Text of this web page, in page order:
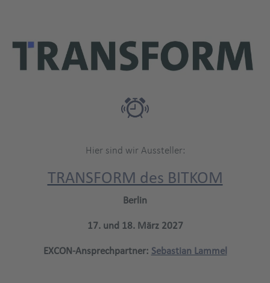
Hier sind wir Aussteller:
TRANSFORM des BITKOM
Berlin
17. und 18. März 2027
EXCON-Ansprechpartner: Sebastian Lammel